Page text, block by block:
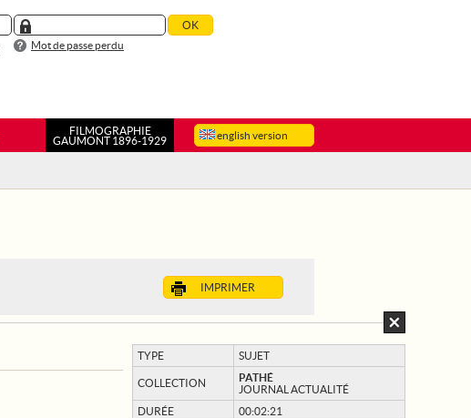
Mot de passe perdu
english version
FILMOGRAPHIE
GAUMONT 1896-1929
IMPRIMER
TYPE SUJET
COLLECTION
PATHÉ
JOURNAL ACTUALITÉ
DURÉE
00:02:21